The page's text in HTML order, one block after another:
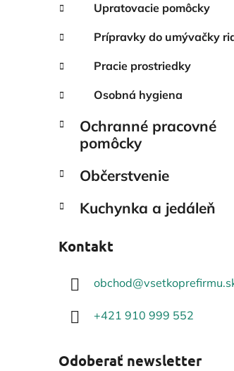
Upratovacie pomôcky
Prípravky do umývačky
Pracie prostriedky
Osobná hygiena
Ochranné pracovné
pomôcky
Občerstvenie
Kuchynka a jedáleň
Kontakt
obchod@
+421 910 999 552
Odoberať newsletter